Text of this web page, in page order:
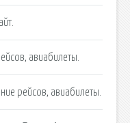
авиабилеты.
рейсов, авиабилеты.